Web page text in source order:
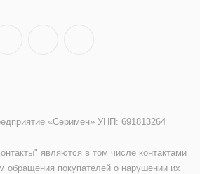
«Серимен» УНП: 691813264
являются в том числе контактами
обращения покупателей о нарушении их